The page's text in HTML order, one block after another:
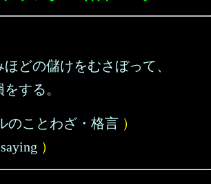
どの儲けをむさぼって、
する。
のことわざ・格言 ）
）